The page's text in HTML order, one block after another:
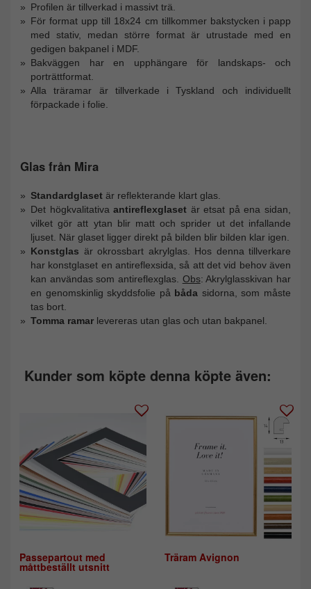
Profilen är tillverkad i massivt trä.
För format upp till 18x24 cm tillkommer bakstycken i papp
med stativ, medan större format är utrustade med en
gedigen bakpanel i MDF.
Bakväggen har en upphängare för landskaps- och
porträttformat.
Alla träramar är tillverkade i Tyskland och individuellt
förpackade i folie.
Glas från Mira
Standardglaset är reflekterande klart glas.
Det högkvalitativaantireflexglaset är etsat på ena sidan,
vilket gör att ytan blir matt och sprider ut det infallande
ljuset. När glaset ligger direkt på bilden blir bilden klar igen.
Konstglas är okrossbart akrylglas. Hos denna tillverkare
har konstglaset en antireflexsida, så att det vid behov även
kan användas som antireflexglas. Obs: Akrylglasskivan har
en genomskinlig skyddsfolie på båda sidorna, som måste
tas bort.
Tomma ramar levereras utan glas och utan bakpanel.
Kunder som köpte denna köpte även:
Passepartout med
måttbeställt utsnitt
Träram Avignon